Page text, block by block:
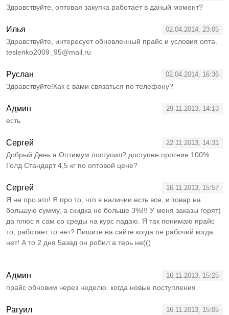
Здравствуйте, оптовая закупка работает в даный момент?
Илья 02.04.2014, 23:05
Здравствуйте, интересует обновленный прайс и условия опта.
teslenko2009_95@mail.ru
Руслан 02.04.2014, 16:36
Здравствуйте!Как с вами связаться по телефону?
Админ 29.11.2013, 14:13
есть
Сергей 22.11.2013, 14:31
Добрый День а Оптимум поступил? доступен протеин 100%
Голд Стандарт 4,5 кг по оптовой цене?
Сергей 16.11.2013, 15:57
Я не про это! Я про то, что в наличии есть все, и товар на
большую сумму, а скидка не больше 3%!!! У меня заказы горят)
да плюс я сам со среды на курс падаю. Я так понимаю прайс
то, работает то нет? Пишите на сайте когда он рабочий когда
нет! А то 2 дня 5азад он робил а терь не(((
Админ 16.11.2013, 15:25
прайс обновим через неделю. когда новые поступления
Рагуил 16.11.2013, 15:05